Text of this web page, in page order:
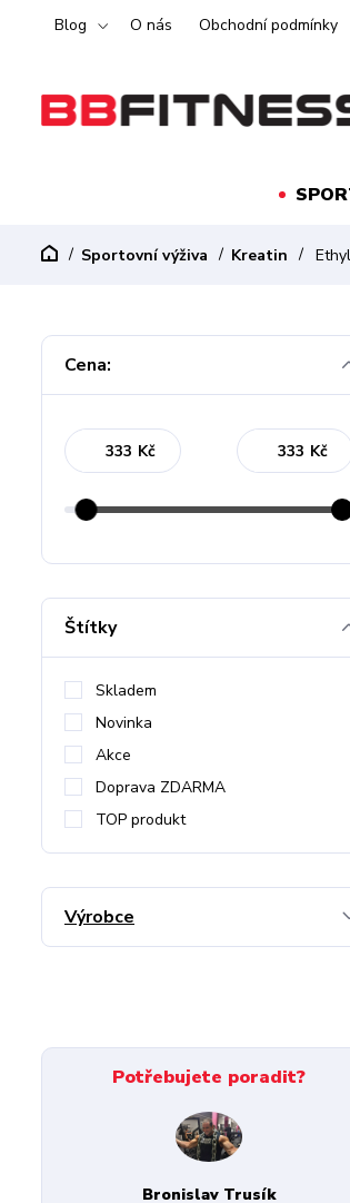
Blog O nás Obchodní podmínky
Sportovní výživa Kreatin
Cena:
Kč Kč
Štítky
Skladem
Novinka
Akce
Doprava ZDARMA
TOP produkt
Výrobce
Potřebujete poradit?
Bronislav Trusík